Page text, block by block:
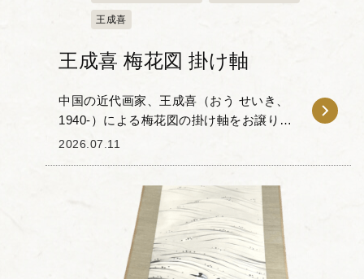
王成喜
王成喜 梅花図 掛け軸
中国の近代画家、王成喜（おう せいき、
1940-）による梅花図の掛け軸をお譲りい
ただきました。成喜は伝統的な中国画に
に花鳥画を得...
2026.07.11